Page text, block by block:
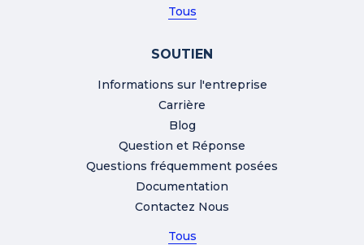
Tous
SOUTIEN
Informations sur l'entreprise
Carrière
Blog
Question et Réponse
Questions fréquemment posées
Documentation
Contactez Nous
Tous